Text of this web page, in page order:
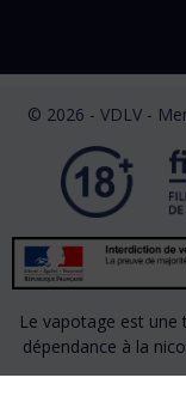
© 2026 - VDLV -
Le vapotage est une
dépendance à la